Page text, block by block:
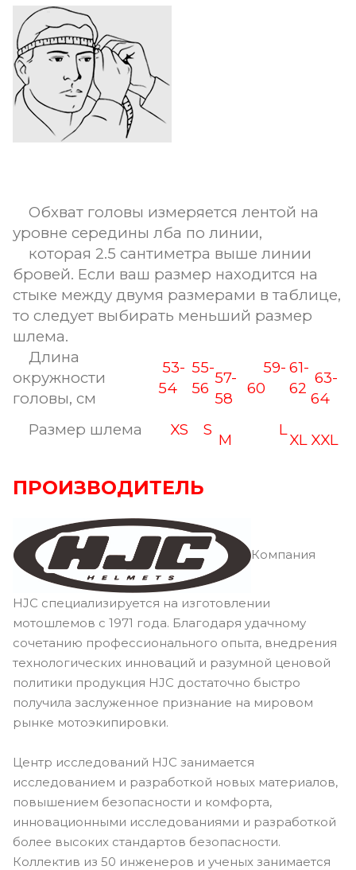
Обхват головы измеряется лентой на
уровне середины лба по линии,
которая 2.5 сантиметра выше линии
бровей. Если ваш размер находится на
стыке между двумя размерами в таблице,
то следует выбирать меньший размер
шлема.
Длина
окружности
головы, см
53-
54
55-
56
57-
58
59-
60
61-
62
63-
64
Размер шлема
XS S
M
L
XL XXL
ПРОИЗВОДИТЕЛЬ
Компания
HJC специализируется на изготовлении
мотошлемов с 1971 года. Благодаря удачному
сочетанию профессионального опыта, внедрения
технологических инноваций и разумной ценовой
политики продукция HJC достаточно быстро
получила заслуженное признание на мировом
рынке мотоэкипировки.
Центр исследований HJC занимается
исследованием и разработкой новых материалов,
повышением безопасности и комфорта,
инновационными исследованиями и разработкой
более высоких стандартов безопасности.
Коллектив из 50 инженеров и ученых занимается